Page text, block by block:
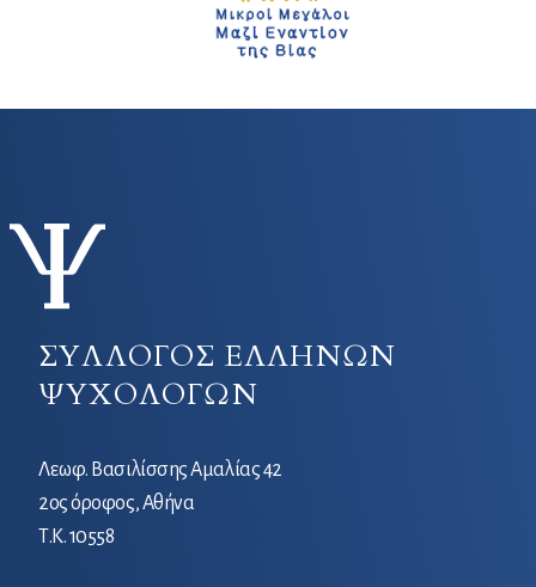
ΣΥΛΛΟΓΟΣ ΕΛΛΗΝΩΝ
ΨΥΧΟΛΟΓΩΝ
Λεωφ. Βασιλίσσης Αμαλίας 42
2ος όροφος, Αθήνα
Τ.Κ. 10558